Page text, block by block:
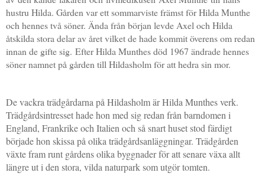
hustru Hilda. Gården var ett sommarviste främst för Hilda Munthe
och hennes två söner. Ända från början levde Axel och Hilda
åtskilda stora delar av året vilket de hade kommit överens om redan
innan de gifte sig. Efter Hilda Munthes död 1967 ändrade hennes
söner namnet på gården till Hildasholm för att hedra sin mor.
De vackra trädgårdarna på Hildasholm är Hilda Munthes verk.
Trädgårdsintresset hade hon med sig redan från barndomen i
England, Frankrike och Italien och så snart huset stod färdigt
började hon skissa på olika trädgårdsanläggningar. Trädgården
växte fram runt gårdens olika byggnader för att senare växa allt
längre ut i den stora, vilda naturpark som utgör tomten.